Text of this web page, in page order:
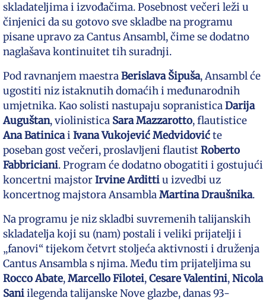
skladateljima i izvođačima. Posebnost večeri leži u
činjenici da su gotovo sve skladbe na programu
pisane upravo za Cantus Ansambl, čime se dodatno
naglašava kontinuitet tih suradnji.
Pod ravnanjem maestraBerislava Šipuša, Ansambl će
ugostiti niz istaknutih domaćih i međunarodnih
umjetnika. Kao solisti nastupaju sopranisticaDarija
Auguštan, violinistica Sara Mazzarotto, flautistice
Ana Batinicai Ivana Vukojević Medvidovićte
poseban gost večeri, proslavljeni flautistRoberto
Fabbriciani. Program će dodatno obogatiti i gostujući
koncertni majstorIrvine Ardittiu izvedbi uz
koncertnog majstora AnsamblaMartina Draušnika.
Na programu je niz skladbi suvremenih talijanskih
skladatelja koji su (nam) postali i veliki prijatelji i
„fanovi“ tijekom četvrt stoljeća aktivnosti i druženja
Cantus Ansambla s njima. Među tim prijateljima su
Rocco Abate,Marcello Filotei,Cesare Valentini,Nicola
Saniilegenda talijanske Nove glazbe, danas 93-